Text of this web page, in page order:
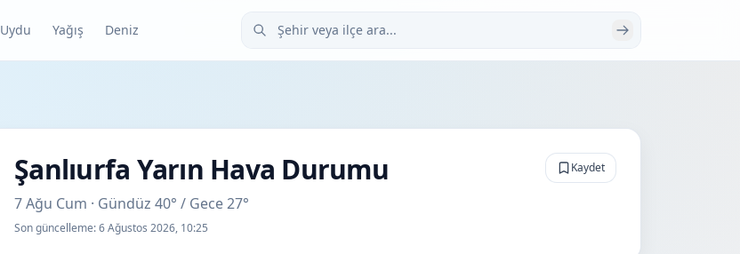
Uydu Yağış Deniz Şehir veya ilçe ara
Şanlıurfa Yarın Hava Durumu
7 Ağu Cum · Gündüz 40° / Gece 27°
Son güncelleme:6 Ağustos 2026, 10:25
Kaydet